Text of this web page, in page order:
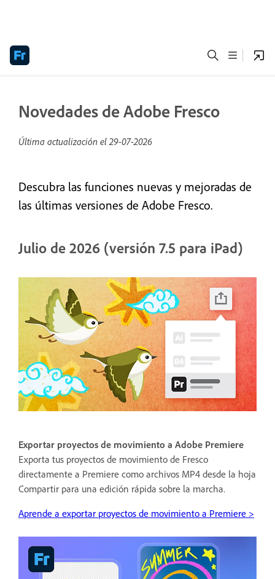
Novedades de Adobe Fresco
Última actualización el29-07-2026
Descubra las funciones nuevas y mejoradas de
las últimas versiones de Adobe Fresco.
Julio de 2026 (versión 7.5 para iPad)
Exportar proyectos de movimiento a Adobe Premiere
Exporta tus proyectos de movimiento de Fresco
directamente a Premiere como archivos MP4 desde la hoja
Compartir para una edición rápida sobre la marcha.
Aprende a exportar proyectos de movimiento a Premiere >